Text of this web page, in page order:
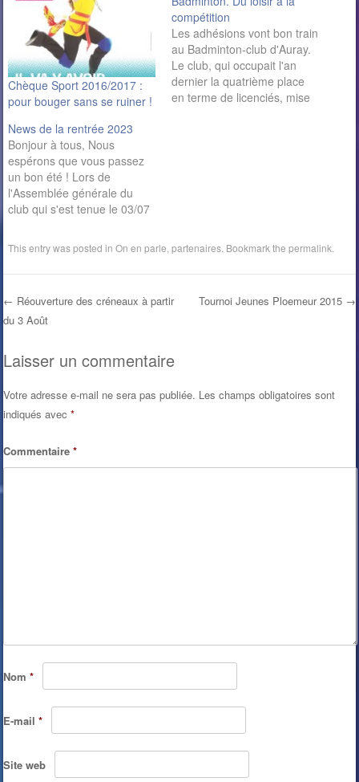
Chèque Sport 2016/2017 :
pour bouger sans se ruiner !
compétition
Les adhésions vont bon train
au Badminton-club d'Auray.
Le club, qui occupait l'an
dernier la quatrième place
en terme de licenciés, mise
News de la rentrée 2023
Bonjour à tous, Nous
espérons que vous passez
un bon été ! Lors de
l'Assemblée générale du
club qui s'est tenue le 03/07
présidence du club. Nous
remercions Laura pour ces 7
son engagement…
This entry was posted inOn en parle ,partenaires . Bookmark thepermalink
Post navigation
← Réouverture des créneaux à partir
du 3 Août
Tournoi Jeunes Ploemeur 2015 →
Laisser un commentaire
Votre adresse e-mail ne sera pas publiée. Les champs obligatoires sont
indiqués avec*
Commentaire*
Nom*
E-mail*
Site web